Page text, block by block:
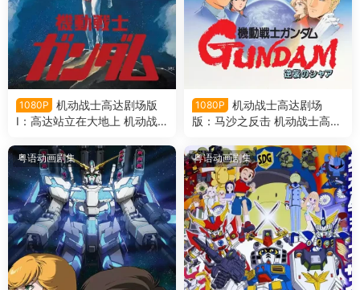
1080P
机动战士高达剧场版
Ⅰ：高达站立在大地上 机动战
1080P
机动战士高达剧场
版：马沙之反击 机动战士高达
粤语动画剧集 粤语动画剧集